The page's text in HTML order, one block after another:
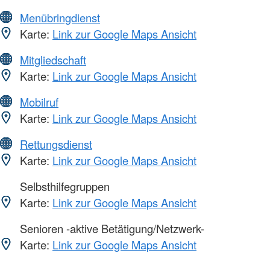
Menübringdienst
Karte: Link zur Google Maps Ansicht
Mitgliedschaft
Karte: Link zur Google Maps Ansicht
Mobilruf
Karte: Link zur Google Maps Ansicht
Rettungsdienst
Karte: Link zur Google Maps Ansicht
Selbsthilfegruppen
Karte: Link zur Google Maps Ansicht
Senioren -aktive Betätigung/Netzwerk-
Karte: Link zur Google Maps Ansicht